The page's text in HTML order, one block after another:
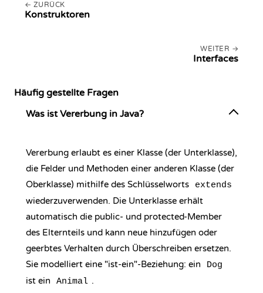
ZURÜCK
Konstruktoren
WEITER
Interfaces
Häufig gestellte Fragen
Was ist Vererbung in Java?
Vererbung erlaubt es einer Klasse (der Unterklasse),
die Felder und Methoden einer anderen Klasse (der
Oberklasse) mithilfe des Schlüsselworts
extends
wiederzuverwenden. Die Unterklasse erhält
automatisch die public- und protected-Member
des Elternteils und kann neue hinzufügen oder
geerbtes Verhalten durch Überschreiben ersetzen.
Sie modelliert eine "ist-ein"-Beziehung: ein
Dog
ist ein Animal .